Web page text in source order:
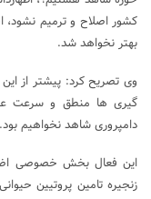
کشور اصلاح و ترمیم نشود،
بهتر نخواهد شد.
وی تصریح کرد: پیشتر از
گیری ها منطق و سرعت
دامپروری شاهد نخواهیم بود.
این فعال بخش خصوصی
زنجیره تامین پروتیین